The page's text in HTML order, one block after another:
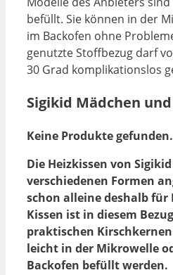
befüllt. Sie können in der
im Backofen ohne
genutzte Stoffbezug darf
30 Grad komplikationslos
Sigikid Mädchen
Keine Produkte gefunden.
Die Heizkissen von
verschiedenen Formen
schon alleine deshalb für
Kissen ist in diesem
praktischen
leicht in der Mikrowelle
Backofen befüllt werden.